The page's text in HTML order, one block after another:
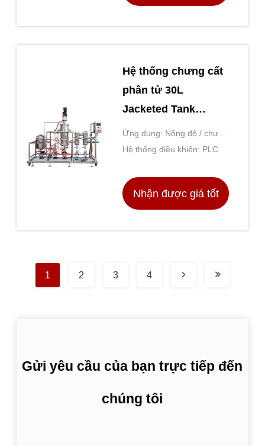
Hệ thống chưng cất
phân tử 30L
Jacketed Tank
Wiped Film
Evaporator
Ứng dụng: Nồng độ / chưng
cất
Hệ thống điều khiển: PLC
Nhận được giá tốt
1 2 3 4
Gửi yêu cầu của bạn trực tiếp đến
chúng tôi